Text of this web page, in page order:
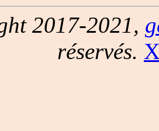
2017-2021,
réservés.